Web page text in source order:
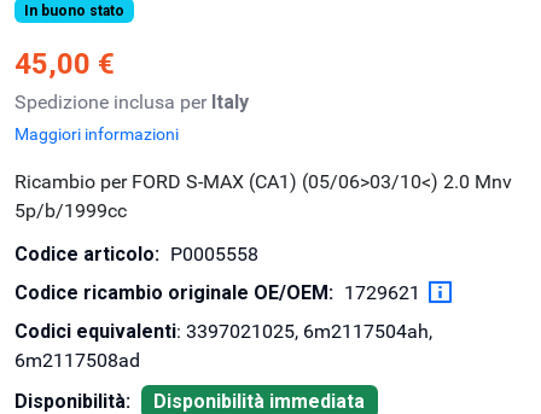
In buono stato
45,00 €
Spedizione inclusa per Italy
Maggiori informazioni
Ricambio per FORD S-MAX (CA1) (05/06>03/10<) 2.0 Mnv
5p/b/1999cc
Codice articolo: P0005558
Codice ricambio originale OE/OEM: 1729621
Codici equivalenti: 3397021025, 6m2117504ah,
6m2117508ad
Disponibilità:
Disponibilità immediata